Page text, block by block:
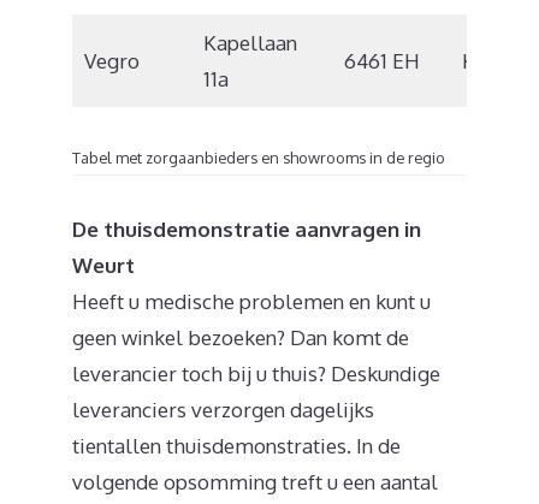
Vegro
Kapellaan
11a
6461 EH
Tabel met zorgaanbieders en showrooms in de regio
De thuisdemonstratie aanvragen in
Weurt
Heeft u medische problemen en kunt u
geen winkel bezoeken? Dan komt de
leverancier toch bij u thuis? Deskundige
leveranciers verzorgen dagelijks
tientallen thuisdemonstraties. In de
volgende opsomming treft u een aantal